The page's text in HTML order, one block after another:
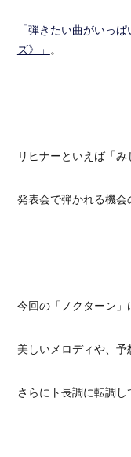
「弾きたい曲がいっ
ズ》」
。
リヒナーといえば「み
発表会で弾かれる機会
今回の「ノクターン」
美しいメロディや、予
さらにト長調に転調